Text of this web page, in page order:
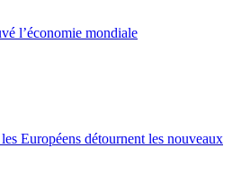
l’économie mondiale
Européens détournent les nouveaux